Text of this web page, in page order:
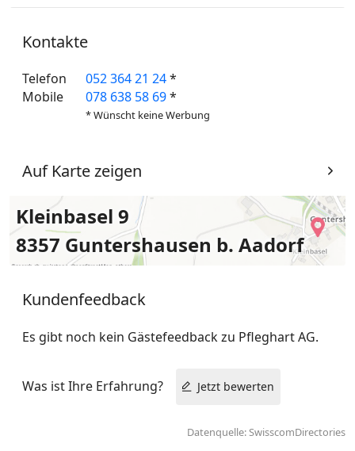
Kontakte
Telefon 052 364 21 24*
Mobile
078 638 58 69*
* Wünscht keine Werbung
Auf Karte zeigen
Kleinbasel 9
8357 Guntershausen b. Aadorf
Kundenfeedback
Es gibt noch kein Gästefeedback zu Pfleghart AG.
Was ist Ihre Erfahrung? Jetzt bewerten
Datenquelle: SwisscomDirectories